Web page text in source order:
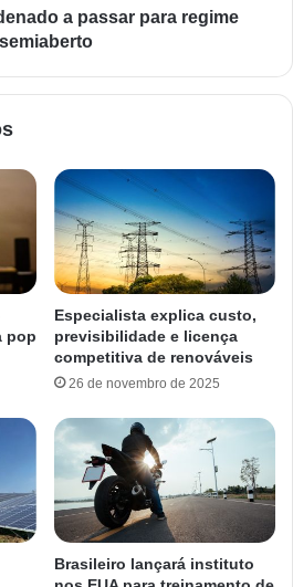
a passar para regime
semiaberto
pop
Especialista explica custo,
previsibilidade e licença
competitiva de renováveis
26 de novembro de 2025
Brasileiro lançará instituto